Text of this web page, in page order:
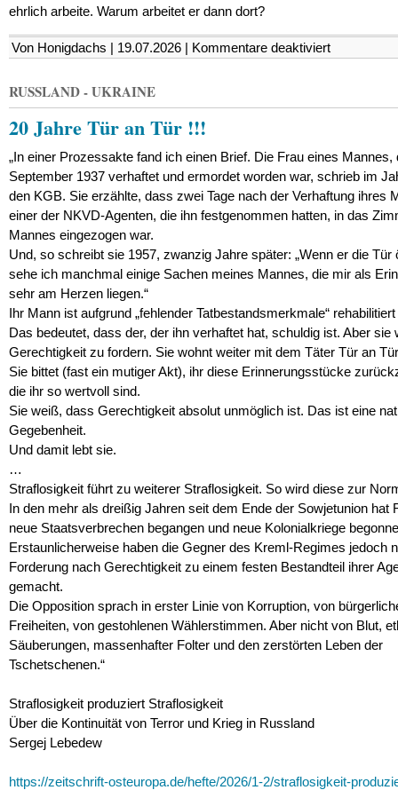
ehrlich arbeite. Warum arbeitet er dann dort?
Von Honigdachs | 19.07.2026 | Kommentare deaktiviertfür
Dieses
Köpfen
RUSSLAND - UKRAINE
20 Jahre Tür an Tür !!!
„In einer Prozessakte fand ich einen Brief. Die Frau eines Mannes,
September 1937 verhaftet und ermordet worden war, schrieb im
den KGB. Sie erzählte, dass zwei Tage nach der Verhaftung ihres
einer der NKVD-Agenten, die ihn festgenommen hatten, in das
Mannes eingezogen war.
Und, so schreibt sie 1957, zwanzig Jahre später: „Wenn er die Tür
sehe ich manchmal einige Sachen meines Mannes, die mir als
sehr am Herzen liegen.“
Ihr Mann ist aufgrund „fehlender Tatbestandsmerkmale“
Das bedeutet, dass der, der ihn verhaftet hat, schuldig ist. Aber sie
Gerechtigkeit zu fordern. Sie wohnt weiter mit dem Täter Tür an
Sie bittet (fast ein mutiger Akt), ihr diese Erinnerungsstücke
die ihr so wertvoll sind.
Sie weiß, dass Gerechtigkeit absolut unmöglich ist. Das ist eine
Gegebenheit.
Und damit lebt sie.
…
Straflosigkeit führt zu weiterer Straflosigkeit. So wird diese zur
In den mehr als dreißig Jahren seit dem Ende der Sowjetunion hat
neue Staatsverbrechen begangen und neue Kolonialkriege
Erstaunlicherweise haben die Gegner des Kreml-Regimes jedoch
Forderung nach Gerechtigkeit zu einem festen Bestandteil ihrer
gemacht.
Die Opposition sprach in erster Linie von Korruption, von
Freiheiten, von gestohlenen Wählerstimmen. Aber nicht von Blut,
Säuberungen, massenhafter Folter und den zerstörten Leben der
Tschetschenen.“
Straflosigkeit produziert Straflosigkeit
Über die Kontinuität von Terror und Krieg in Russland
Sergej Lebedew
https://zeitschrift-osteuropa.de/hefte/2026/1-2/straflosigkeit-